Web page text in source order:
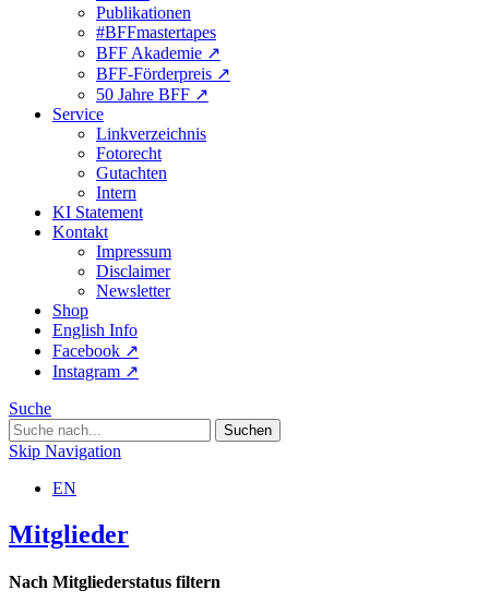
Publikationen
#BFFmastertapes
BFF Akademie ↗︎
BFF-Förderpreis ↗︎
50 Jahre BFF ↗︎
Service
Linkverzeichnis
Fotorecht
Gutachten
Intern
KI Statement
Kontakt
Impressum
Disclaimer
Newsletter
Shop
English Info
Facebook ↗︎
Instagram ↗︎
Suche
Skip Navigation
EN
Mitglieder
Nach Mitgliederstatus filtern